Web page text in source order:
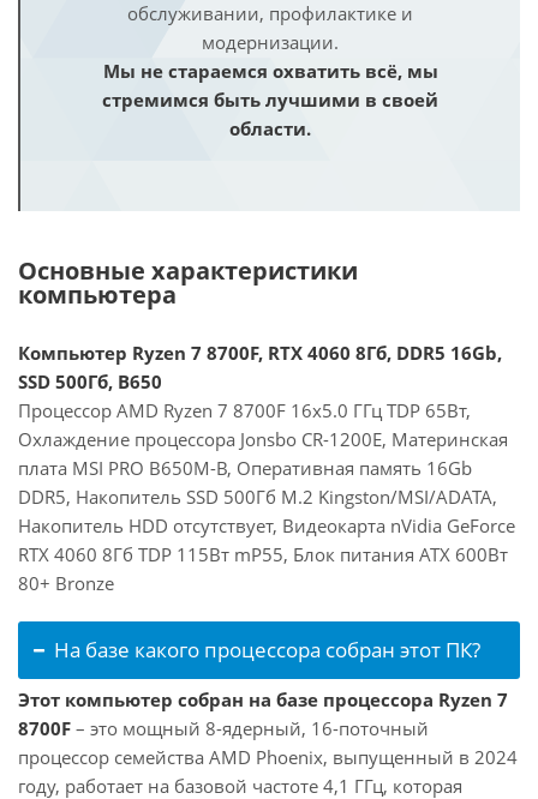
обслуживании, профилактике и
модернизации.
Мы не стараемся охватить всё, мы
стремимся быть лучшими в своей
области.
Основные характеристики
компьютера
Компьютер Ryzen 7 8700F, RTX 4060 8Гб, DDR5 16Gb,
SSD 500Гб, B650
Процессор AMD Ryzen 7 8700F 16x5.0 ГГц TDP 65Вт,
Охлаждение процессора Jonsbo CR-1200E, Материнская
плата MSI PRO B650M-B, Оперативная память 16Gb
DDR5, Накопитель SSD 500Гб M.2 Kingston/MSI/ADATA,
Накопитель HDD отсутствует, Видеокарта nVidia GeForce
RTX 4060 8Гб TDP 115Вт mP55, Блок питания ATX 600Вт
80+ Bronze
На базе какого процессора собран этот ПК?
Этот компьютер собран на базе процессора Ryzen 7
8700F – это мощный 8-ядерный, 16-поточный
процессор семейства AMD Phoenix, выпущенный в 2024
году, работает на базовой частоте 4,1 ГГц, которая